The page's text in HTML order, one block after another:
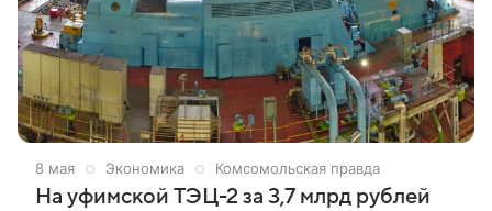
8 мая Экономика Комсомольская правда
На уфимской ТЭЦ-2 за 3,7 млрд рублей